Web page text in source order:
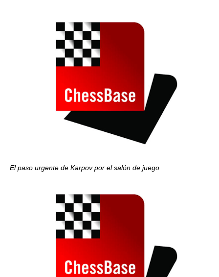
El paso urgente de Karpov por el salón de juego